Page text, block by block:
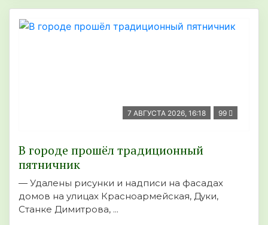
7 АВГУСТА 2026, 16:18 99
В городе прошёл традиционный
пятничник
— Удалены рисунки и надписи на фасадах
домов на улицах Красноармейская, Дуки,
Станке Димитрова, ...